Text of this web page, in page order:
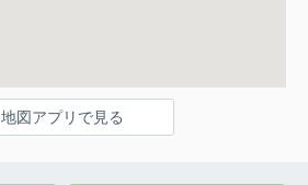
地図アプリで見る